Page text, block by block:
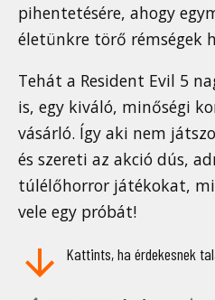
pihentetésére, ahogy
életünkre törő rémségek
Tehát a Resident Evil 5
is, egy kiváló, minőségi
vásárló. Így aki nem
és szereti az akció dús,
túlélőhorror játékokat,
vele egy próbát!
Kattints, ha érdekesnek